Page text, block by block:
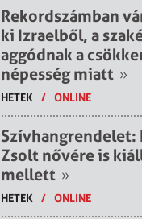
Rekordszámban
ki Izraelből, a
aggódnak a
népesség miatt »
HETEK / ONLINE
Szívhangrendelet:
Zsolt nővére is
mellett »
HETEK / ONLINE